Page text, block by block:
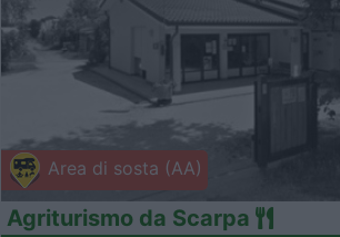
Area di sosta (AA)
Agriturismo da Scarpa